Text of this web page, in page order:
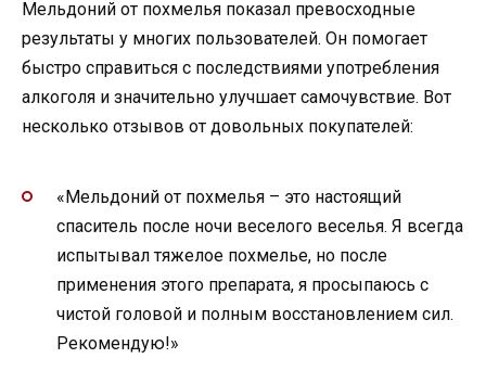
Мельдоний от похмелья показал превосходные
результаты у многих пользователей. Он помогает
быстро справиться с последствиями употребления
алкоголя и значительно улучшает самочувствие. Вот
несколько отзывов от довольных покупателей:
«Мельдоний от похмелья – это настоящий
спаситель после ночи веселого веселья. Я всегда
испытывал тяжелое похмелье, но после
применения этого препарата, я просыпаюсь с
чистой головой и полным восстановлением сил.
Рекомендую!»